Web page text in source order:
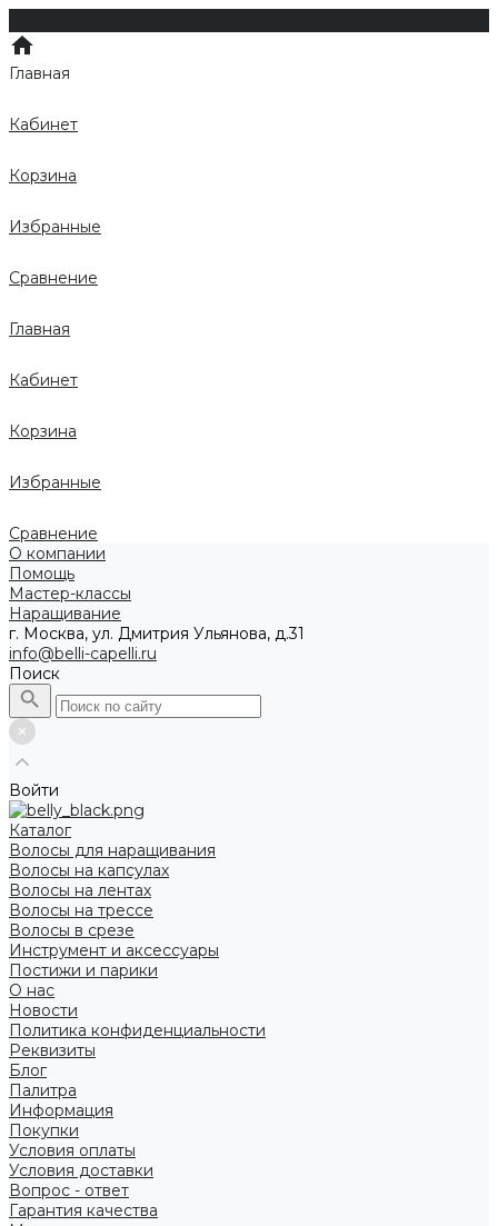
Главная
Кабинет
Корзина
Избранные
Сравнение
Главная
Кабинет
Корзина
Избранные
Сравнение
О компании
Помощь
Мастер-классы
Наращивание
г. Москва, ул. Дмитрия Ульянова, д.31
info@belli-capelli.ru
Поиск
Войти
Каталог
Волосы для наращивания
Волосы на капсулах
Волосы на лентах
Волосы на трессе
Волосы в срезе
Инструмент и аксессуары
Постижи и парики
О нас
Новости
Политика конфиденциальности
Реквизиты
Блог
Палитра
Информация
Покупки
Условия оплаты
Условия доставки
Вопрос - ответ
Гарантия качества